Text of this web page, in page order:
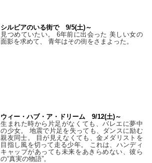
シルビアのいる街で 9/5(土)～
見つめていたい。 6年前に出会った 美しい女の
面影を求めて、 青年はその街をさまよった。
ウィー・ハブ・ア・ドリーム 9/12(土)～
生まれた時から片足がなくても、バレエに夢中
の少女。 地震で片足を失っても、ダンスに励む
親友同士。 目が見えなくても、金メダリストを
目指し風を切って走る少年。 これは、ハンディ
キャップがあっても未来をあきらめない、彼ら
の“真実の物語”。